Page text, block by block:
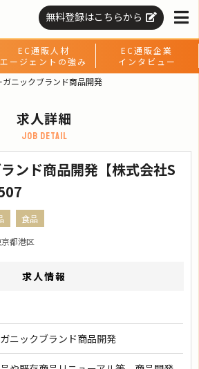
無料登録はこちらから
EC通販人材
エージェントの強み
EC通販企業
インタビュー
ガニックブランド商品開発
求人詳細
job detail
ンド商品開発【株式会社S
食品
都港区
求人情報
ニックブランド商品開発